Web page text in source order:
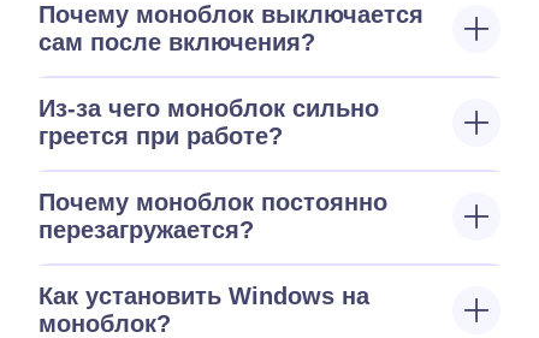
Почему моноблок выключается
сам после включения?
Из-за чего моноблок сильно
греется при работе?
Почему моноблок постоянно
перезагружается?
Как установить Windows на
моноблок?